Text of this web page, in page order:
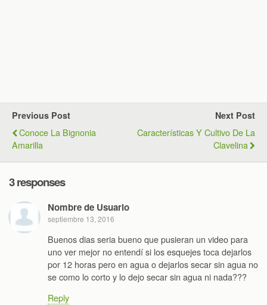
Previous Post
Conoce La Bignonia
Amarilla
Next Post
Características Y Cultivo De La
Clavelina
3 responses
Nombre de Usuario
septiembre 13, 2016
Buenos dias seria bueno que pusieran un video para
uno ver mejor no entendí si los esquejes toca dejarlos
por 12 horas pero en agua o dejarlos secar sin agua no
se como lo corto y lo dejo secar sin agua ni nada???
Reply